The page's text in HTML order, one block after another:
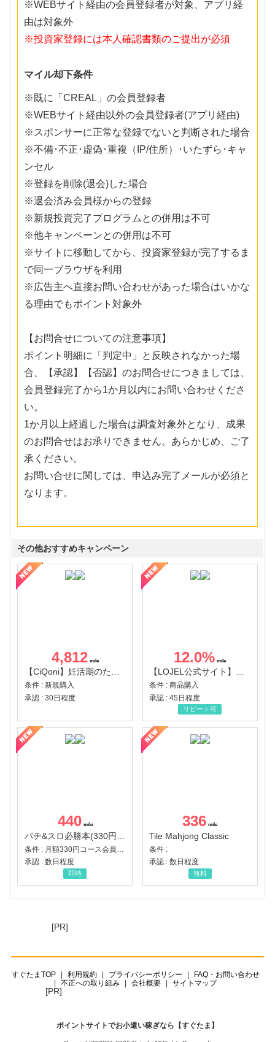
※WEBサイト経由の会員登録者が対象、アプリ経
由は対象外
※投資家登録には本人確認書類のご提出が必須
マイル却下条件
※既に「CREAL」の会員登録者
※WEBサイト経由以外の会員登録者(アプリ経由)
※スポンサーに正常な登録でないと判断された場合
※不備･不正･虚偽･重複（IP/住所）･いたずら･キャ
ンセル
※登録を削除(退会)した場合
※退会済み会員様からの登録
※新規投資完了プログラムとの併用は不可
※他キャンペーンとの併用は不可
※サイトに移動してから、投資家登録が完了するま
で同一ブラウザを利用
※広告主へ直接お問い合わせがあった場合はいかな
る理由でもポイント対象外
【お問合せについての注意事項】
ポイント明細に「判定中」と反映されなかった場
合、【承認】【否認】のお問合せにつきましては、
会員登録完了から1か月以内にお問い合わせくださ
い。
1か月以上経過した場合は調査対象外となり、成果
のお問合せはお承りできません。あらかじめ、ご了
承ください。
お問い合せに関しては、申込み完了メールが必須と
なります。
その他おすすめキャンペーン
4,812
【CiQoni】妊活期のための葉酸サプリ
条件 : 新規購入
承認 : 30日程度
12.0%
【LOJEL公式サイト】スーツケース・バッグ
条件 : 商品購入
承認 : 45日程度
リピート可
440
承認 : 数日程度
即時
336
Tile Mahjong Classic
条件 :
承認 : 数日程度
無料
[PR]
すぐたまTOP 利用規約 プライバシーポリシー
FAQ・お問い合わせ
不正への取り組み
会社概要 サイトマップ
[PR]
ポイントサイトでお小遣い稼ぎなら【すぐたま】